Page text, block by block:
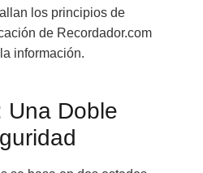
los principios de
de Recordador.com
información.
Una Doble